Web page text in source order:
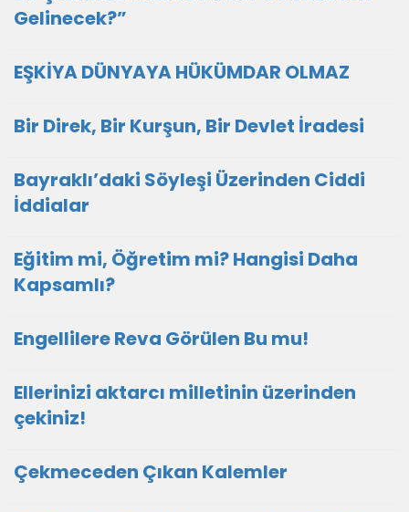
Gelinecek?”
EŞKİYA DÜNYAYA HÜKÜMDAR OLMAZ
Bir Direk, Bir Kurşun, Bir Devlet İradesi
Bayraklı’daki Söyleşi Üzerinden Ciddi
İddialar
Eğitim mi, Öğretim mi? Hangisi Daha
Kapsamlı?
Engellilere Reva Görülen Bu mu!
Ellerinizi aktarcı milletinin üzerinden
çekiniz!
Çekmeceden Çıkan Kalemler